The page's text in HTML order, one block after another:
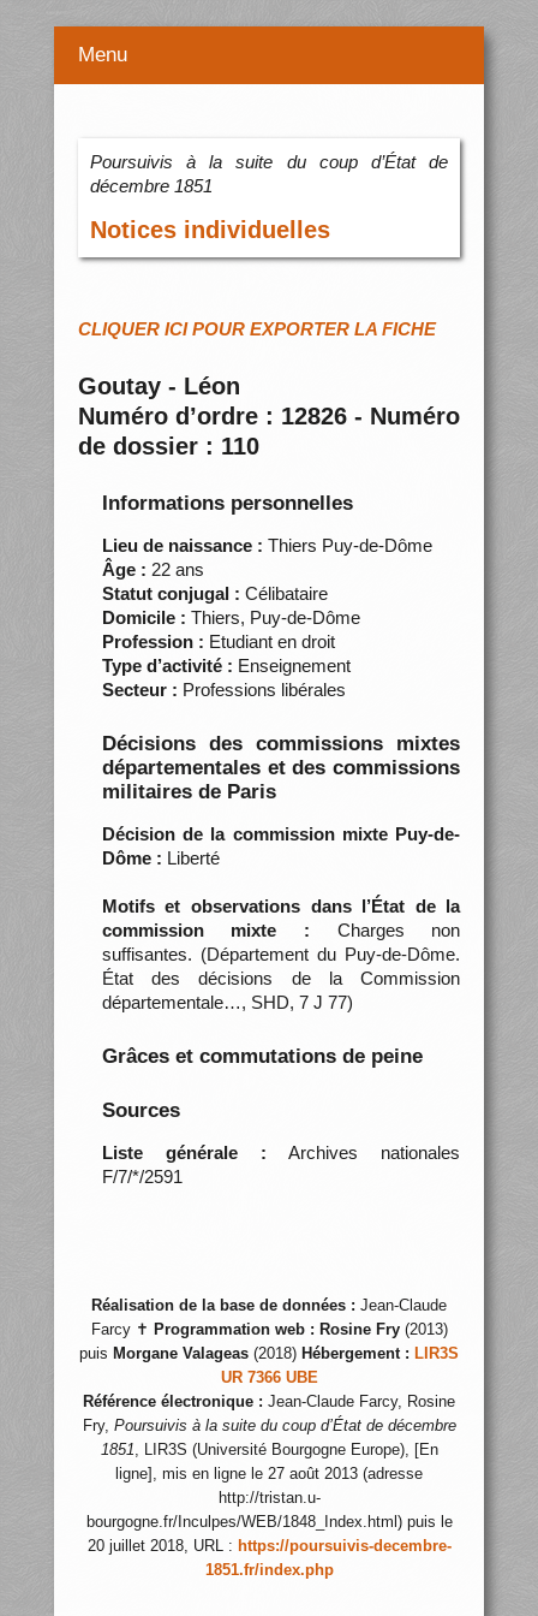
Menu
Poursuivis à la suite du coup d’État de
décembre 1851
Notices individuelles
CLIQUER ICI POUR EXPORTER LA FICHE
Goutay - Léon
Numéro d’ordre : 12826 - Numéro
de dossier : 110
Informations personnelles
Lieu de naissance : Thiers Puy-de-Dôme
Âge : 22 ans
Statut conjugal : Célibataire
Domicile : Thiers, Puy-de-Dôme
Profession : Etudiant en droit
Type d’activité : Enseignement
Secteur : Professions libérales
Décisions des commissions mixtes
départementales et des commissions
militaires de Paris
Décision de la commission mixte Puy-de-
Dôme : Liberté
Motifs et observations dans l’État de la
commission mixte : Charges non
suffisantes. (Département du Puy-de-Dôme.
État des décisions de la Commission
départementale…, SHD, 7 J 77)
Grâces et commutations de peine
Sources
Liste générale : Archives nationales
F/7/*/2591
Réalisation de la base de données : Jean-Claude
Farcy ✝ Programmation web : Rosine Fry(2013)
puis Morgane Valageas (2018) Hébergement : LIR3S
UR 7366 UBE
Référence électronique : Jean-Claude Farcy, Rosine
Fry, Poursuivis à la suite du coup d’État de décembre
1851, LIR3S (Université Bourgogne Europe), [En
ligne], mis en ligne le 27 août 2013 (adresse
http://tristan.u-
bourgogne.fr/Inculpes/WEB/1848_Index.html) puis le
20 juillet 2018, URL : https://poursuivis-decembre-
1851.fr/index.php